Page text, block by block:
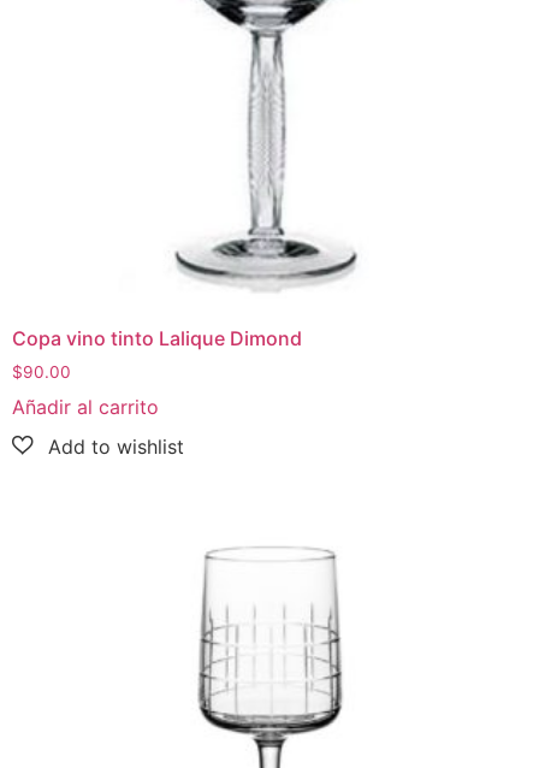
Copa vino tinto Lalique Dimond
$90.00
Añadir al carrito